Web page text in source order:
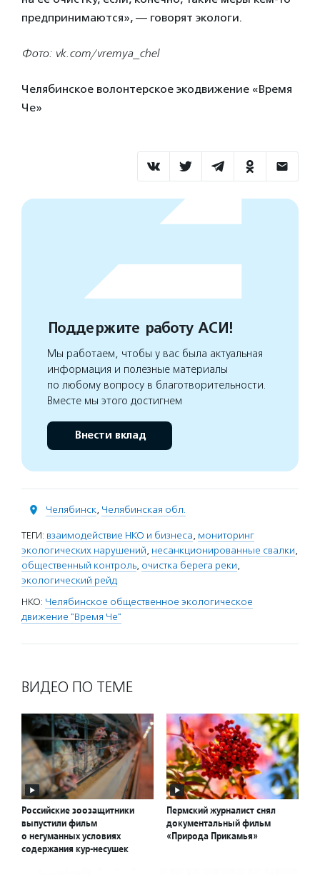
предпринимаются», — говорят экологи.
Фото: vk.com/vremya_chel
Челябинское волонтерское экодвижение «Время
Че»
Поддержите работу АСИ!
Мы работаем, чтобы у вас была актуальная
информация и полезные материалы
по любому вопросу в благотворительности.
Вместе мы этого достигнем
Внести вклад
Челябинск, Челябинская обл.
ТЕГИ: взаимодействие НКО и бизнеса, мониторинг
экологических нарушений, несанкционированные свалки,
общественный контроль, очистка берега реки,
экологический рейд
НКО: Челябинское общественное экологическое
движение "Время Че"
ВИДЕО ПО ТЕМЕ
Российские зоозащитники
выпустили фильм
о негуманных условиях
содержания кур-несушек
Пермский журналист снял
документальный фильм
«Природа Прикамья»